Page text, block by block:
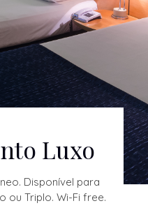
Luxo
Disponível para
ou Triplo. Wi-Fi free.